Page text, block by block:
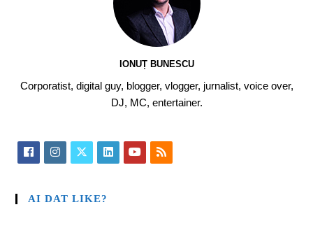
IONUȚ BUNESCU
Corporatist, digital guy, blogger, vlogger, jurnalist, voice over,
DJ, MC, entertainer.
AI DAT LIKE?